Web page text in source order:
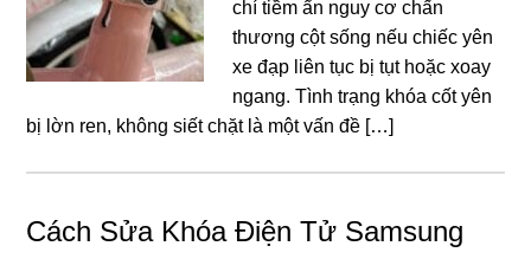
chí tiềm ẩn nguy cơ chấn
thương cột sống nếu chiếc yên
xe đạp liên tục bị tụt hoặc xoay
ngang. Tình trạng khóa cốt yên
bị lờn ren, không siết chặt là một vấn đề […]
Cách Sửa Khóa Điện Tử Samsung